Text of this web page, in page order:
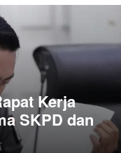
Kerja
SKPD dan